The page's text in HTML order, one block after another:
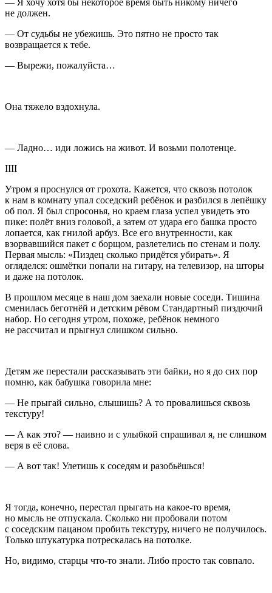
не должен.
— От судьбы не убежишь. Это пятно не просто так
возвращается к тебе.
— Вырежи, пожалуйста…
Она тяжело вздохнула.
— Ладно… иди ложись на живот. И возьми полотенце.
IIII
Утром я проснулся от грохота. Кажется, что сквозь потолок
к нам в комнату упал соседский ребёнок и разбился в лепёшку
об пол. Я был спросонья, но краем глаза успел увидеть это
пике: полёт вниз головой, а затем от удара его башка просто
лопается, как гнилой арбуз. Все его внутренности, как
взорвавшийся пакет с борщом, разлетелись по стенам и полу.
Первая мысль: «Пиздец сколько придётся убирать». Я
огляделся: ошмётки попали на гитару, на телевизор, на шторы
и даже на потолок.
В прошлом месяце в наш дом заехали новые соседи. Тишина
сменилась беготнёй и детским рёвом Стандартный пиздючий
набор. Но сегодня утром, похоже, ребёнок немного
не рассчитал и прыгнул слишком сильно.
Детям же перестали рассказывать эти байки, но я до сих пор
помню, как бабушка говорила мне:
— Не прыгай сильно, слышишь? А то провалишься сквозь
текстуру!
— А как это? — наивно и с улыбкой спрашивал я, не слишком
веря в её слова.
— А вот так! Улетишь к соседям и разобьёшься!
Я тогда, конечно, перестал прыгать на какое-то время,
но мысль не отпускала. Сколько ни пробовали потом
с соседским пацаном пробить текстуру, ничего не получилось.
Только штукатурка потрескалась на потолке.
Но, видимо, старцы что-то знали. Либо просто так совпало.